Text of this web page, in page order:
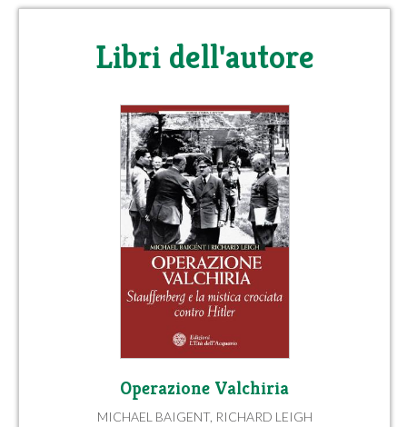
Libri dell'autore
Operazione Valchiria
MICHAEL BAIGENT, RICHARD LEIGH